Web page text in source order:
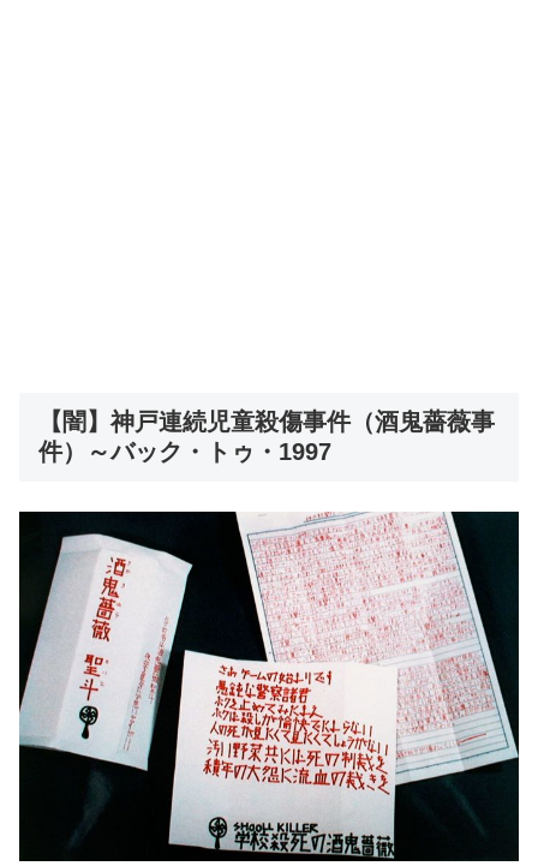
【闇】神戸連続児童殺傷事件（酒鬼薔薇事
件）～バック・トゥ・1997